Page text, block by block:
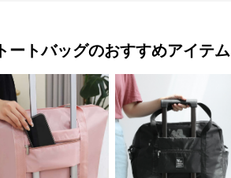
トートバッグのおすすめアイテム